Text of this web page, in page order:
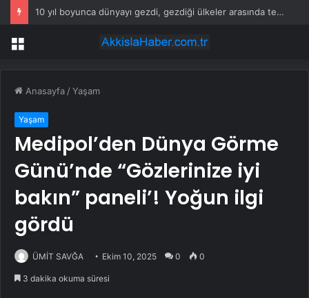
10 yıl boyunca dünyayı gezdi, gezdiği ülkeler arasında tek favorisi bu şehir oldu
Menü
Anasayfa /Yaşam
Yaşam
Medipol’den Dünya Görme
Günü’nde “Gözlerinize iyi
bakın” paneli’! Yoğun ilgi
gördü
ÜMİT SAVĞA Ekim 10, 2025 0 0
3 dakika okuma süresi